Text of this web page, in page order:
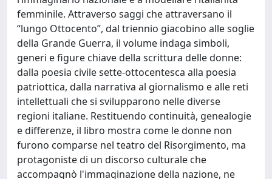
femminile. Attraverso saggi che attraversano il
“lungo Ottocento”, dal triennio giacobino alle soglie
della Grande Guerra, il volume indaga simboli,
generi e figure chiave della scrittura delle donne:
dalla poesia civile sette-ottocentesca alla poesia
patriottica, dalla narrativa al giornalismo e alle reti
intellettuali che si svilupparono nelle diverse
regioni italiane. Restituendo continuità, genealogie
e differenze, il libro mostra come le donne non
furono comparse nel teatro del Risorgimento, ma
protagoniste di un discorso culturale che
accompagnò l'immaginazione della nazione, ne